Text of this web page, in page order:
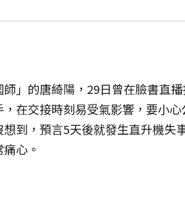
」的唐綺陽，29日曾在臉書直
，在交接時刻易受氣影響，要小
想到，預言5天後就發生直升機失
心。